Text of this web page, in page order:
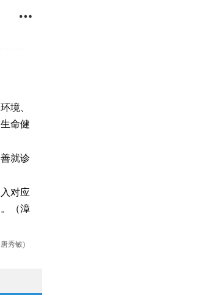

境、
命健
就诊
对应
（漳
秀敏)